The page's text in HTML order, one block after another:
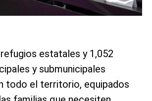
estatales y 1,052
y submunicipales
todo el territorio, equipados